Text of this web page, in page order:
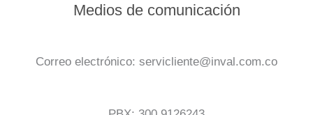
Medios de comunicación
Correo electrónico: servicliente@inval.com.co